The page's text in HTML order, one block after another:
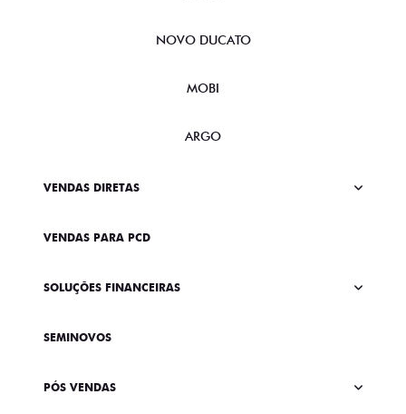
NOVO DUCATO
MOBI
ARGO
VENDAS DIRETAS
VENDAS PARA PCD
SOLUÇÕES FINANCEIRAS
SEMINOVOS
PÓS VENDAS